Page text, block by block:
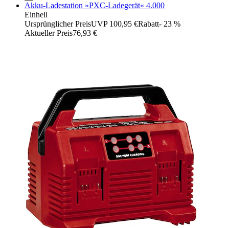
Akku-Ladestation »PXC-Ladegerät« 4.000
Einhell
Ursprünglicher PreisUVP 100,95 €Rabatt- 23 %
Aktueller Preis76,93 €